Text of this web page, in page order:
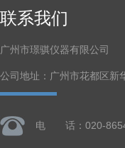
联系我们
广州市璟骐仪器有限公司
公司地址：广州市花都区新
电 话：020-